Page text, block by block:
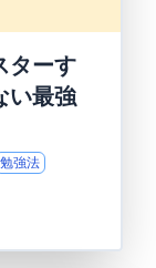
ターす
い最強
勉強法